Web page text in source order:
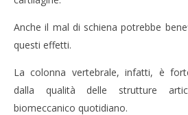
Anche il mal di schiena potrebbe
questi effetti.
La colonna vertebrale, infatti, è
dalla qualità delle strutture
biomeccanico quotidiano.